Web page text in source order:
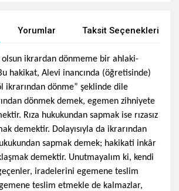
Yorumlar Taksit Seçenekleri
ikrardan dönmeme bir ahlaki-
hakikat, Alevi inancında (öğretisinde)
ikrarından dönme” şeklinde dile
dönmek demek, egemen zihniyete
Rıza hukukundan sapmak ise rızasız
demektir. Dolayısıyla da ikrarından
sapmak demek; hakikati inkâr
demektir. Unutmayalım ki, kendi
iradelerini egemene teslim
teslim etmekle de kalmazlar,